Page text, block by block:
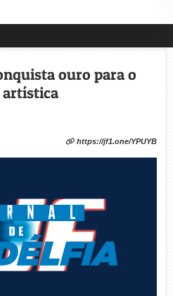
ouro para o
artística
https://jf1.one/YPUYB